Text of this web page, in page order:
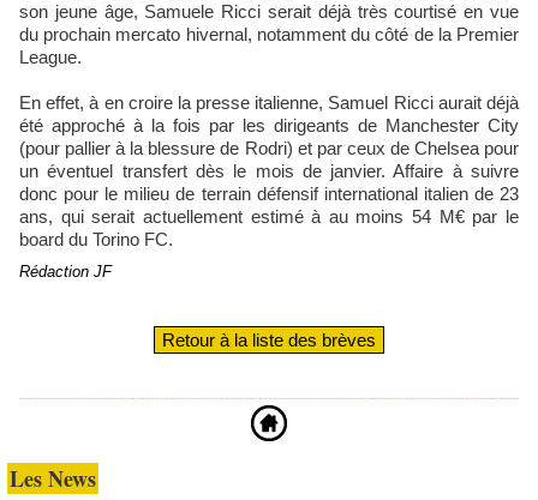
son jeune âge, Samuele Ricci serait déjà très courtisé en vue
du prochain mercato hivernal, notamment du côté de la Premier
League.
En effet, à en croire la presse italienne, Samuel Ricci aurait déjà
été approché à la fois par les dirigeants de Manchester City
(pour pallier à la blessure de Rodri) et par ceux de Chelsea pour
un éventuel transfert dès le mois de janvier. Affaire à suivre
donc pour le milieu de terrain défensif international italien de 23
ans, qui serait actuellement estimé à au moins 54 M€ par le
board du Torino FC.
Rédaction JF
Retour à la liste des brèves
Les News